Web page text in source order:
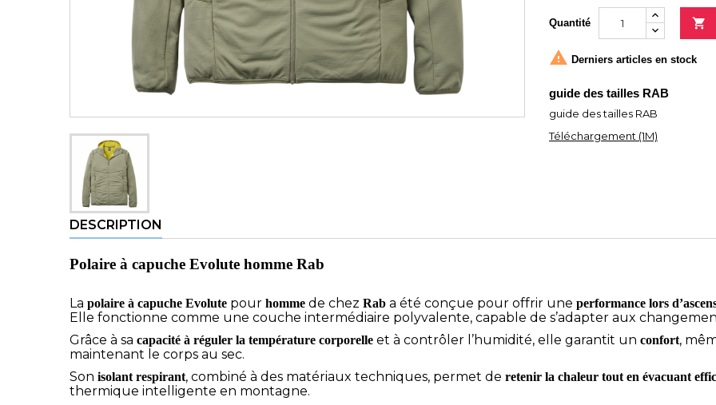
Quantité 
 Derniers articles en stock
guide des tailles RAB
guide des tailles RAB
Téléchargement (1M)
DESCRIPTION
Polaire à capuche Evolute homme Rab
La polaire à capuche Evolute pour homme de chez Rab a été conçue pour offrir une performance lors
Elle fonctionne comme une couche intermédiaire polyvalente, capable de s’adapter aux
Grâce à sa capacité à réguler la température corporelle et à contrôler l’humidité, elle garantit un confort,
maintenant le corps au sec.
Son isolant respirant, combiné à des matériaux techniques, permet de retenir la chaleur tout en évacuant
thermique intelligente en montagne.